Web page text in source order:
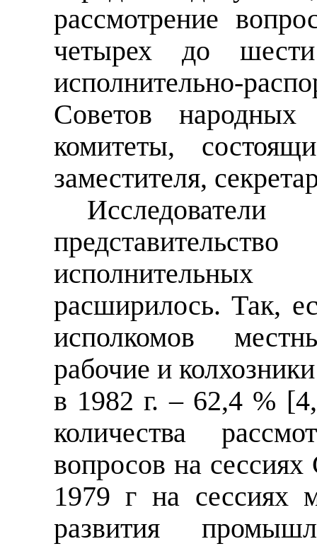
рассмотрение
четырех до
исполнительно-
Советов народных
комитеты,
заместителя,
расширилось. Так,
исполкомов
рабочие и
в 1982 г. – 62,4 %
количества
вопросов на
1979 г на сессиях
развития